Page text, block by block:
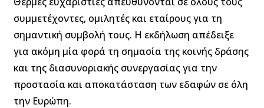
συμμετέχοντες, ομιλητές και εταίρους για τη
σημαντική συμβολή τους. Η εκδήλωση απέδειξε
για ακόμη μία φορά τη σημασία της κοινής δράσης
και της διασυνοριακής συνεργασίας για την
προστασία και αποκατάσταση των εδαφών σε όλη
την Ευρώπη.